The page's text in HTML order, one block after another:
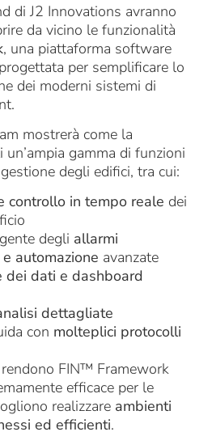
di J2 Innovations avranno
da vicino le funzionalità
, una piattaforma software
per semplificare lo
dei moderni sistemi di
mostrerà come la
gamma di funzioni
degli edifici, tra cui:
controllo in tempo reale dei
degli allarmi
automazione avanzate
dei dati e dashboard
dettagliate
con molteplici protocolli
FIN™ Framework
efficace per le
realizzare ambienti
ed efficienti.